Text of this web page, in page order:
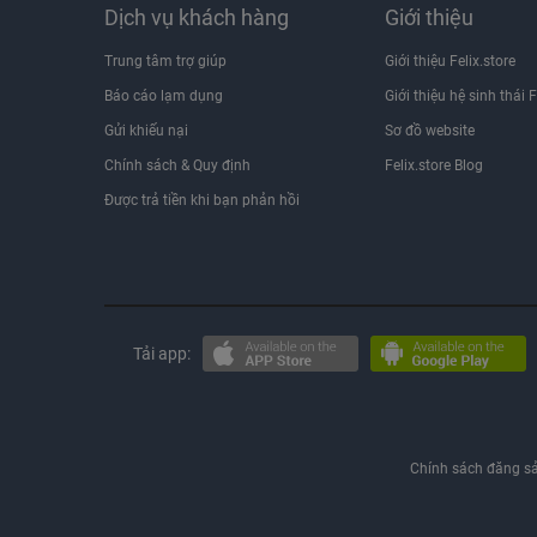
• Quy cách đóng gói:
• Thùng 8 chai (Tiện lợi dùng thử hoặc biếu tặng).
• Thùng 25 chai (Tiết kiệm cho tiệc lớn, nhà hàng).
• Hạn sử dụng: Không thời hạn (Rượu để càng lâu
🥂 GỢI Ý THƯỞNG THỨC & KẾT HỢP MÓN ĂN:
• Cách dùng: Ngon hơn khi ướp lạnh nhẹ hoặc
Dịch vụ khách hàng
Trung tâm trợ giúp
Báo cáo lạm dụng
Gửi khiếu nại
Chính sách & Quy định
Được trả tiền khi bạn phản hồi
Giới thiệu
Giới thiệu Felix.store
Giới thiệu hệ sinh thái
Sơ đồ website
Felix.store Blog
Tải app:
Chính sách đăng